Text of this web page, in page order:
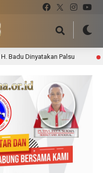
Palsu 5 jam